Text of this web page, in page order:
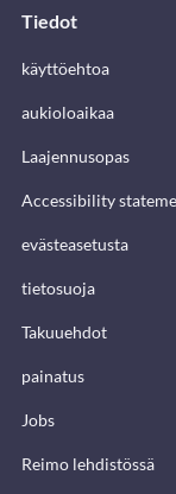
Tiedot
käyttöehtoa
aukioloaikaa
Laajennusopas
Accessibility
evästeasetusta
tietosuoja
Takuuehdot
painatus
Jobs
Reimo lehdistössä